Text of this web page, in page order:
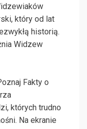
który od lat
historią.
Widzew
Fakty o
których trudno
Na ekranie